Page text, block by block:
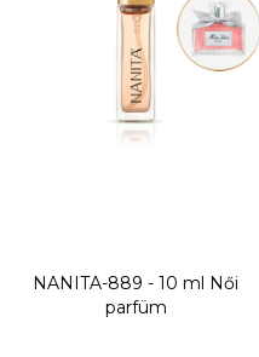
NANITA-889 - 10 ml
Női
parfüm